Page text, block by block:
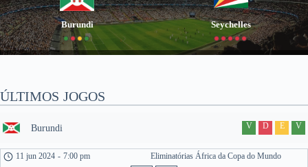
Burundi Seychelles
ÚLTIMOS JOGOS
Burundi V D E V
Eliminatórias África da Copa do Mundo
11 jun 2024 - 7:00 pm